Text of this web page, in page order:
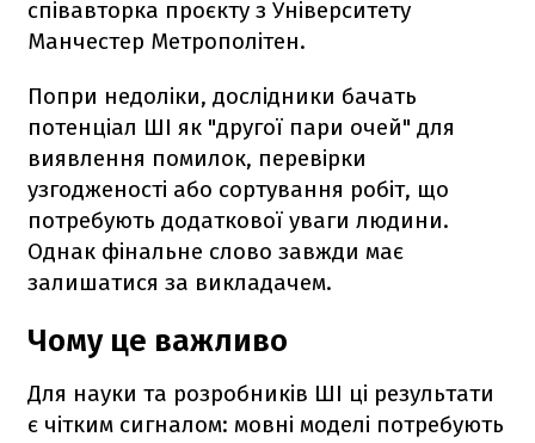
співавторка проєкту з Університету
Манчестер Метрополітен.
Попри недоліки, дослідники бачать
потенціал ШІ як "другої пари очей" для
виявлення помилок, перевірки
узгодженості або сортування робіт, що
потребують додаткової уваги людини.
Однак фінальне слово завжди має
залишатися за викладачем.
Чому це важливо
Для науки та розробників ШІ ці результати
є чітким сигналом: мовні моделі потребують